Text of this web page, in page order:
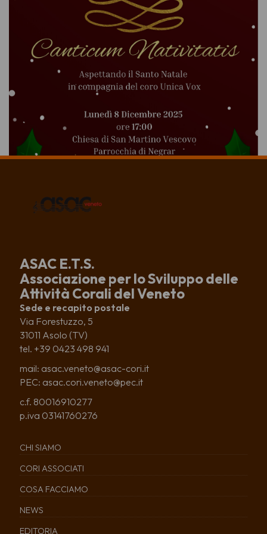
ASAC E.T.S.
Associazione per lo Sviluppo delle
Attività Corali del Veneto
Sede e recapito postale
Via Forestuzzo, 5
31011 Asolo (TV)
tel. +39 0423 498 941
mail: asac.veneto@asac-cori.it
PEC: asac.cori.veneto@pec.it
c.f. 80016910277
p.iva 03141760276
CHI SIAMO
CORI ASSOCIATI
COSA FACCIAMO
NEWS
EDITORIA